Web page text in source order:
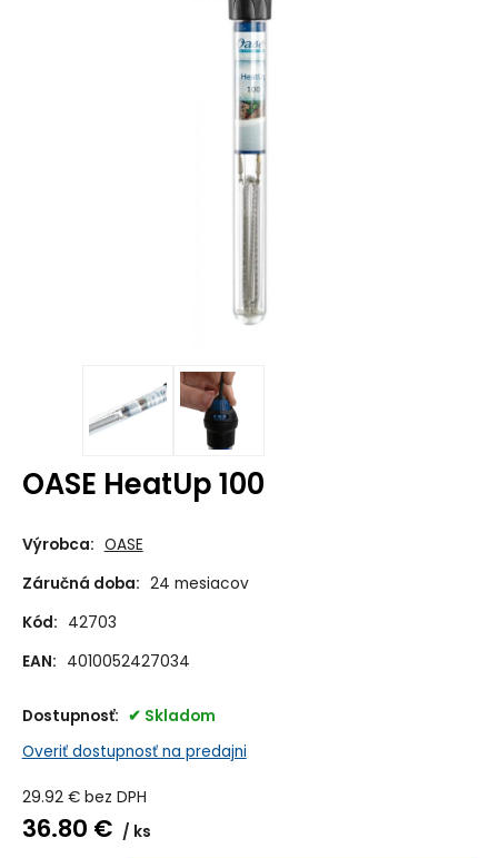
OASE HeatUp 100
Výrobca: OASE
Záručná doba: 24 mesiacov
Kód: 42703
EAN: 4010052427034
Dostupnosť:
Skladom
Overiť dostupnosť na predajni
29.92€ bez DPH
36.80 € ks